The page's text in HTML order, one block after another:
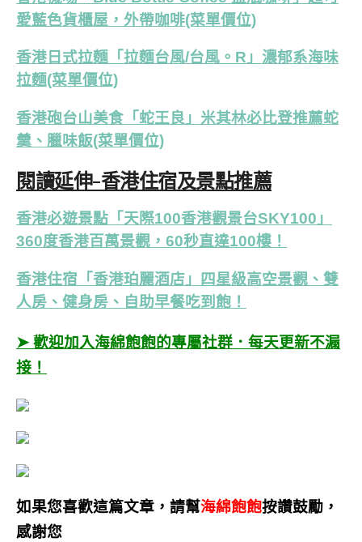
愛藍色貨櫃屋，外帶咖啡(菜單價位)
香港日式拉麵「拉麵台風/台風。R」濃郁系海味
拉麵(菜單價位)
香港砲台山美食「蛇王良」米其林必比登推薦蛇
羹、臘味飯(菜單價位)
閱讀延伸-香港住宿及景點推薦
香港必遊景點「天際100香港觀景台SKY100」
360度香港百萬景觀，60秒直達100樓！
香港住宿「香港珀麗酒店」四星級高空景觀、雙
人房、健身房、自助早餐吃到飽！
➤ 歡迎加入海綿飽飽的專屬社群．每天更新不漏
接！
如果您喜歡這篇文章，請幫海綿飽飽按讚鼓勵，
感謝您